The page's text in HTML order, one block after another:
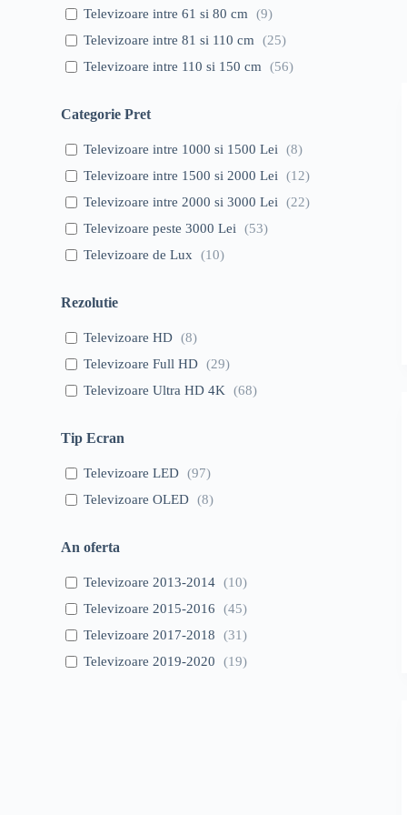
Televizoare intre 61 si 80 cm (9)
Televizoare intre 81 si 110 cm
(25)
Televizoare intre 110 si 150 cm
(56)
Categorie Pret
Televizoare intre 1000 si 1500 Lei (8)
Televizoare intre 1500 si 2000 Lei
(12)
Televizoare intre 2000 si 3000 Lei
(22)
Televizoare peste 3000 Lei
(53)
Televizoare de Lux
(10)
Rezolutie
Televizoare HD (8)
Televizoare Full HD (29)
Televizoare Ultra HD 4K
(68)
Tip Ecran
Televizoare LED (97)
Televizoare OLED (8)
An oferta
Televizoare 2013-2014 (10)
Televizoare 2015-2016
(45)
Televizoare 2017-2018
(31)
Televizoare 2019-2020
(19)